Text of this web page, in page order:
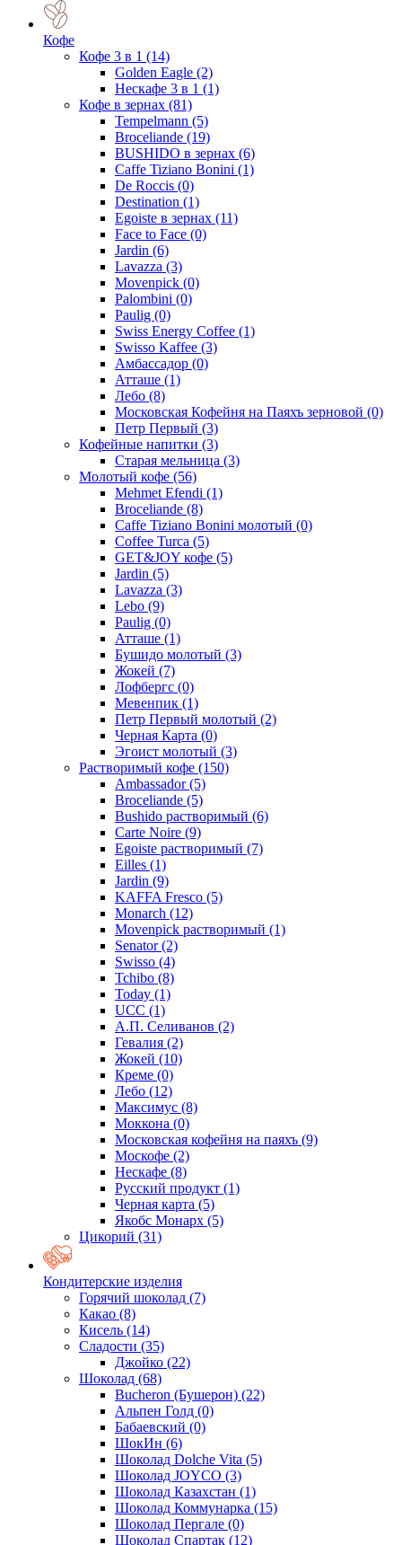
Кофе
Кофе 3 в 1 (14)
Golden Eagle (2)
Нескафе 3 в 1 (1)
Кофе в зернах (81)
Tempelmann (5)
Broceliande (19)
BUSHIDO в зернах (6)
Caffe Tiziano Bonini (1)
De Roccis (0)
Destination (1)
Egoiste в зернах (11)
Face to Face (0)
Jardin (6)
Lavazza (3)
Movenpick (0)
Palombini (0)
Paulig (0)
Swiss Energy Coffee (1)
Swisso Kaffee (3)
Амбассадор (0)
Атташе (1)
Лебо (8)
Московская Кофейня на Паяхъ зерновой (0)
Петр Первый (3)
Кофейные напитки (3)
Старая мельница (3)
Молотый кофе (56)
Mehmet Efendi (1)
Broceliande (8)
Caffe Tiziano Bonini молотый (0)
Coffee Turca (5)
GET&JOY кофе (5)
Jardin (5)
Lavazza (3)
Lebo (9)
Paulig (0)
Атташе (1)
Бушидо молотый (3)
Жокей (7)
Лофбергс (0)
Мевенпик (1)
Петр Первый молотый (2)
Черная Карта (0)
Эгоист молотый (3)
Растворимый кофе (150)
Ambassador(5)
Broceliande (5)
Bushido растворимый (6)
Carte Noire (9)
Egoiste растворимый (7)
Eilles (1)
Jardin (9)
KAFFA Fresco (5)
Monarch (12)
Movenpick растворимый (1)
Senator(2)
Swisso (4)
Tchibo (8)
Today (1)
UCC (1)
А.П. Селиванов (2)
Гевалия (2)
Жокей (10)
Креме (0)
Лебо (12)
Максимус (8)
Моккона (0)
Московская кофейня на паяхъ (9)
Москофе (2)
Нескафе (8)
Русский продукт (1)
Черная карта (5)
Якобс Монарх (5)
Цикорий (31)
Кондитерские изделия
Горячий шоколад (7)
Какао (8)
Кисель (14)
Сладости (35)
Джойко (22)
Шоколад (68)
Bucheron (Бушерон) (22)
Альпен Голд (0)
Бабаевский (0)
ШокИн (6)
Шоколад Dolche Vita (5)
Шоколад JOYCO (3)
Шоколад Казахстан (1)
Шоколад Коммунарка (15)
Шоколад Пергале (0)
Шоколад Спартак (12)